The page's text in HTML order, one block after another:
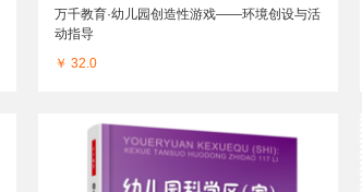
万千教育·幼儿园创造性游戏——环境创设与活
动指导
￥ 32.0